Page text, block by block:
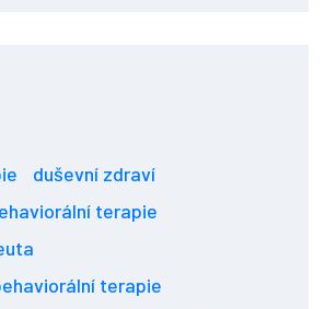
duševní zdraví
terapie
terapie